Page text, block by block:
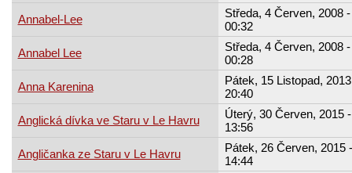
Annabel-Lee
Středa, 4 Červen, 2008 -
00:32
Annabel Lee
Středa, 4 Červen, 2008 -
00:28
Anna Karenina
Pátek, 15 Listopad,
20:40
Anglická dívka ve Staru v Le Havru
Úterý, 30 Červen, 2015 -
13:56
Angličanka ze Staru v Le Havru
Pátek, 26 Červen, 2015 -
14:44